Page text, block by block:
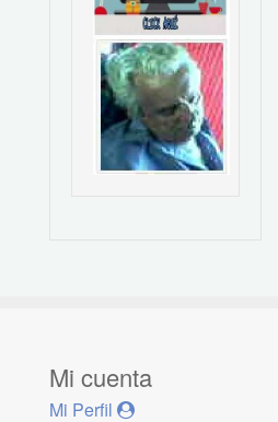
Mi cuenta
Mi Perfil